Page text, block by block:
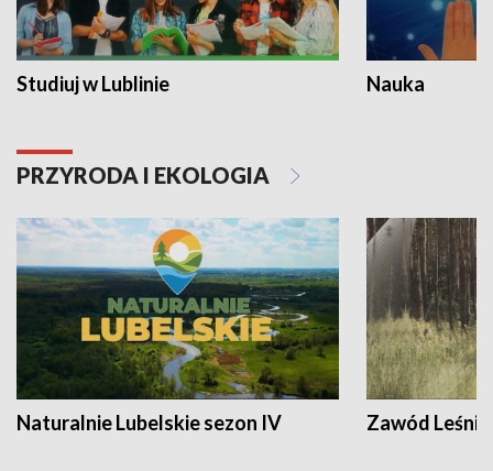
Studiuj w Lublinie Nauka
PRZYRODA I EKOLOGIA
Naturalnie Lubelskie sezon IV Zawód Leśnik